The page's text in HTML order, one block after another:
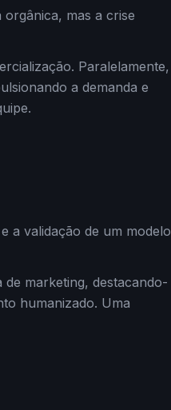
mas a crise
Paralelamente,
a demanda e
a validação de um modelo
marketing, destacando-
humanizado. Uma